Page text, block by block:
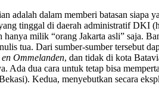
adalah dalam memberi batasan
tinggal di daerah administratif DKI
milik “orang Jakarta asli” saja.
tua. Dari sumber-sumber tersebut
Ommelanden, dan tidak di kota
Ada dua cara untuk tetap bisa
Kedua, menyebutkan secara